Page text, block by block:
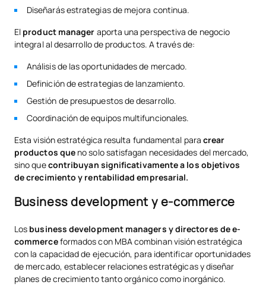
Diseñarás estrategias de mejora continua.
El product manager aporta una perspectiva de negocio
integral al desarrollo de productos. A través de:
Análisis de las oportunidades de mercado.
Definición de estrategias de lanzamiento.
Gestión de presupuestos de desarrollo.
Coordinación de equipos multifuncionales.
Esta visión estratégica resulta fundamental para crear
productos que no solo satisfagan necesidades del mercado,
sino quecontribuyan significativamente a los objetivos
de crecimiento y rentabilidad empresarial.
Business development y e-commerce
Los business development managers y directores de e-
commerceformados con MBA combinan visión estratégica
con la capacidad de ejecución, para identificar oportunidades
de mercado, establecer relaciones estratégicas y diseñar
planes de crecimiento tanto orgánico como inorgánico.